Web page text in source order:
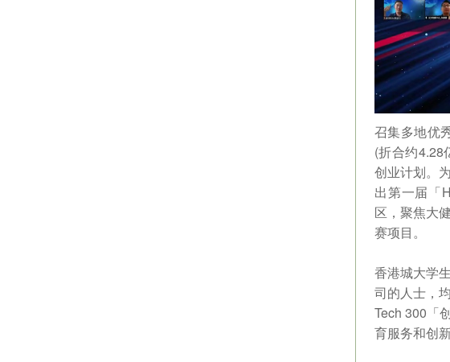
召集多地优
(折合约4.28
创业计划。
出第一届「
区，聚焦大
赛项目。
香港城大学
司的人士，
Tech 300「
育服务和创